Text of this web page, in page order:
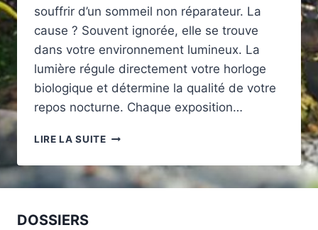
souffrir d’un sommeil non réparateur. La
cause ? Souvent ignorée, elle se trouve
dans votre environnement lumineux. La
lumière régule directement votre horloge
biologique et détermine la qualité de votre
repos nocturne. Chaque exposition…
LIRE LA SUITESOMMEIL
:
COMMENT
DOSSIERS